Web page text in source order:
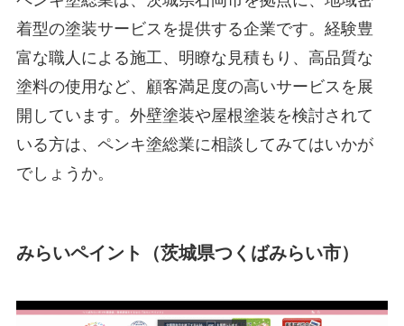
着型の塗装サービスを提供する企業です。経験豊
富な職人による施工、明瞭な見積もり、高品質な
塗料の使用など、顧客満足度の高いサービスを展
開しています。外壁塗装や屋根塗装を検討されて
いる方は、ペンキ塗総業に相談してみてはいかが
でしょうか。
みらいペイント（茨城県つくばみらい市）